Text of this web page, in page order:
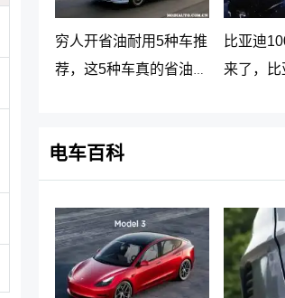
穷人开省油耐用5种车推
荐，这5种车真的省油又
比亚迪
来了，
电车百科